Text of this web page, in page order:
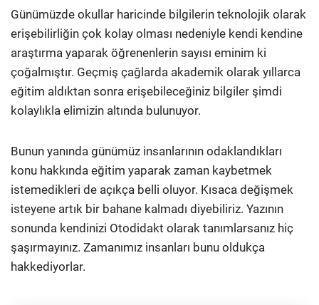
Günümüzde okullar haricinde bilgilerin teknolojik olarak
erişebilirliğin çok kolay olması nedeniyle kendi kendine
araştırma yaparak öğrenenlerin sayısı eminim ki
çoğalmıştır. Geçmiş çağlarda akademik olarak yıllarca
eğitim aldıktan sonra erişebileceğiniz bilgiler şimdi
kolaylıkla elimizin altında bulunuyor.
Bunun yanında günümüz insanlarının odaklandıkları
konu hakkında eğitim yaparak zaman kaybetmek
istemedikleri de açıkça belli oluyor. Kısaca değişmek
isteyene artık bir bahane kalmadı diyebiliriz. Yazının
sonunda kendinizi Otodidakt olarak tanımlarsanız hiç
şaşırmayınız. Zamanımız insanları bunu oldukça
hakkediyorlar.